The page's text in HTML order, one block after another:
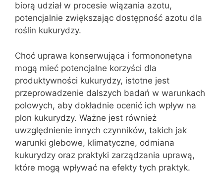
biorą udział w procesie wiązania azotu,
potencjalnie zwiększając dostępność azotu dla
roślin kukurydzy.
Choć uprawa konserwująca i formononetyna
mogą mieć potencjalne korzyści dla
produktywności kukurydzy, istotne jest
przeprowadzenie dalszych badań w warunkach
polowych, aby dokładnie ocenić ich wpływ na
plon kukurydzy. Ważne jest również
uwzględnienie innych czynników, takich jak
warunki glebowe, klimatyczne, odmiana
kukurydzy oraz praktyki zarządzania uprawą,
które mogą wpływać na efekty tych praktyk.